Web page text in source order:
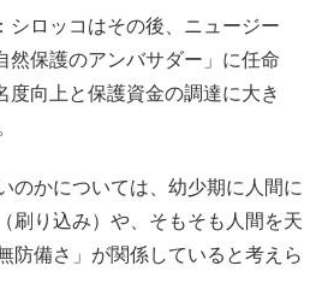
：シロッコはその後、ニュージー
然保護のアンバサダー」に任命
度向上と保護資金の調達に大き
のかについては、幼少期に人間に
刷り込み）や、そもそも人間を天
防備さ」が関係していると考えら